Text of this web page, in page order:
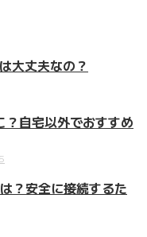
大丈夫なの？
？自宅以外でおすすめ
？安全に接続するた